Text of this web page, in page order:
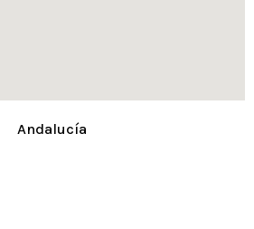
Andalucía